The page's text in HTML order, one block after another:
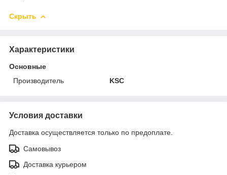
Скрыть
Характеристики
Основные
Производитель
KSC
Условия доставки
Доставка осуществляется только по предоплате.
Самовывоз
Доставка курьером